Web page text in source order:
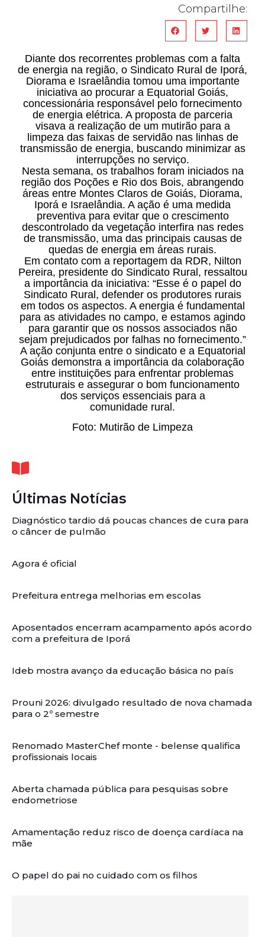
Compartilhe:
Diante dos recorrentes problemas com a falta
de energia na região, o Sindicato Rural de Iporá,
Diorama e Israelândia tomou uma importante
iniciativa ao procurar a Equatorial Goiás,
concessionária responsável pelo fornecimento
de energia elétrica. A proposta de parceria
visava a realização de um mutirão para a
limpeza das faixas de servidão nas linhas de
transmissão de energia, buscando minimizar as
interrupções no serviço.
Nesta semana, os trabalhos foram iniciados na
região dos Poções e Rio dos Bois, abrangendo
áreas entre Montes Claros de Goiás, Diorama,
Iporá e Israelândia. A ação é uma medida
preventiva para evitar que o crescimento
descontrolado da vegetação interfira nas redes
de transmissão, uma das principais causas de
quedas de energia em áreas rurais.
Em contato com a reportagem da RDR, Nilton
Pereira, presidente do Sindicato Rural, ressaltou
a importância da iniciativa: “Esse é o papel do
Sindicato Rural, defender os produtores rurais
em todos os aspectos. A energia é fundamental
para as atividades no campo, e estamos agindo
para garantir que os nossos associados não
sejam prejudicados por falhas no fornecimento.”
A ação conjunta entre o sindicato e a Equatorial
Goiás demonstra a importância da colaboração
entre instituições para enfrentar problemas
estruturais e assegurar o bom funcionamento
dos serviços essenciais para a
comunidade rural.
Foto: Mutirão de Limpeza
Últimas Notícias
Diagnóstico tardio dá poucas chances de cura para
o câncer de pulmão
Agora é oficial
Prefeitura entrega melhorias em escolas
Aposentados encerram acampamento após acordo
com a prefeitura de Iporá
Ideb mostra avanço da educação básica no país
Prouni 2026: divulgado resultado de nova chamada
para o 2º semestre
Renomado MasterChef monte - belense qualifica
profissionais locais
Aberta chamada pública para pesquisas sobre
endometriose
Amamentação reduz risco de doença cardíaca na
mãe
O papel do pai no cuidado com os filhos